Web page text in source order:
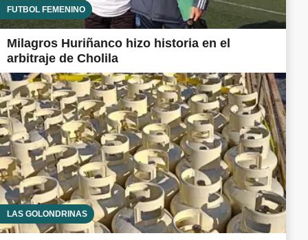
FUTBOL FEMENINO
Milagros Huriñanco hizo historia en el
arbitraje de Cholila
LAS GOLONDRINAS